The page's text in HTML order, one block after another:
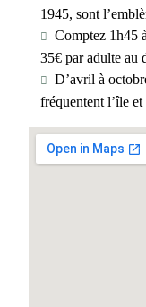
1945, sont
Comptez 1h45
35€ par adulte au
D’avril à
fréquentent l’île et